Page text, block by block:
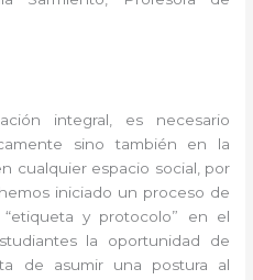
integral, es necesario
sino también en la
cualquier espacio social, por
iniciado un proceso de
y protocolo” en el
la oportunidad de
de asumir una postura al